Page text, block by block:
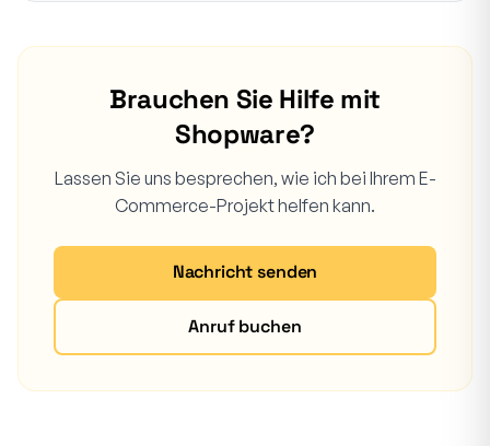
Brauchen Sie Hilfe mit
Shopware?
Lassen Sie uns besprechen, wie ich bei Ihrem E-
Commerce-Projekt helfen kann.
Nachricht senden
Anruf buchen